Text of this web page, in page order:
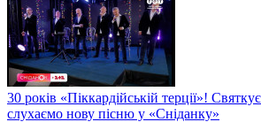
30 років «Піккардійській терції»!
слухаємо нову пісню у «Сніданку»